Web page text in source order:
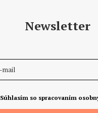
Newsletter
Súhlasím so spracovaním